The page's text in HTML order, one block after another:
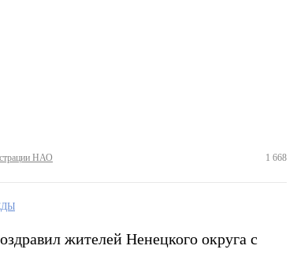
НАО 1 668
жителей Ненецкого округа с